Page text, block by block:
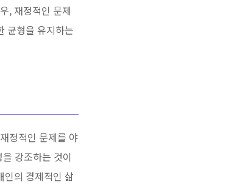
, 재정적인 문제
균형을 유지하는
정적인 문제를 야
강조하는 것이
인의 경제적인 삶